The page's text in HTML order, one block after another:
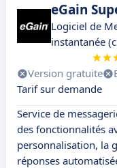
eGain
Logiciel de
instantanée
Version gratuite
Tarif sur demande
Service de
des fonctionnalités
personnalisation, la
réponses